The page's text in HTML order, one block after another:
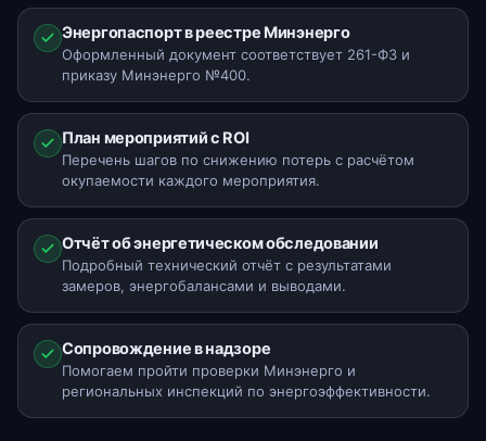
Энергопаспорт в реестре Минэнерго
Оформленный документ соответствует 261-ФЗ и
приказу Минэнерго №400.
План мероприятий с ROI
Перечень шагов по снижению потерь с расчётом
окупаемости каждого мероприятия.
Отчёт об энергетическом обследовании
Подробный технический отчёт с результатами
замеров, энергобалансами и выводами.
Сопровождение в надзоре
Помогаем пройти проверки Минэнерго и
региональных инспекций по энергоэффективности.